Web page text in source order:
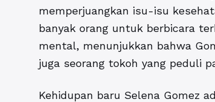
memperjuangkan isu-isu
banyak orang untuk berbicara
mental, menunjukkan bahwa
juga seorang tokoh yang peduli
Kehidupan baru Selena Gomez